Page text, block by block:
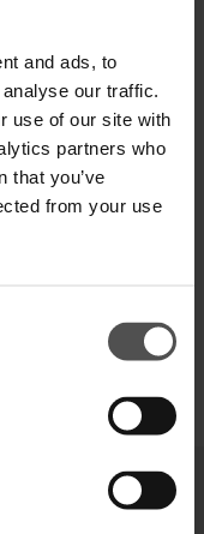
and ads, to
our traffic.
use of our site with
partners who
that you’ve
from your use
IHREN LOOK